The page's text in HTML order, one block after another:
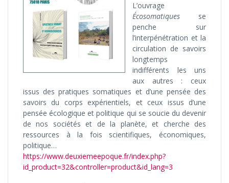
L’ouvrage
Écosomatiques se
penche sur
l’interpénétration et la
circulation de savoirs
longtemps
indifférents les uns
aux autres : ceux
issus des pratiques somatiques et d’une pensée des
savoirs du corps expérientiels, et ceux issus d’une
pensée écologique et politique qui se soucie du devenir
de nos sociétés et de la planète, et cherche des
ressources à la fois scientifiques, économiques,
politique…
https://www.deuxiemeepoque.fr/index.php?
id_product=32&controller=product&id_lang=3